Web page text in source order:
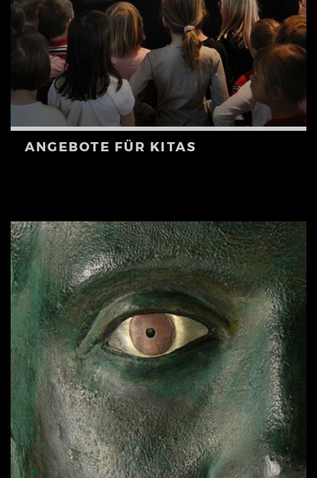
ANGEBOTE FÜR KITAS